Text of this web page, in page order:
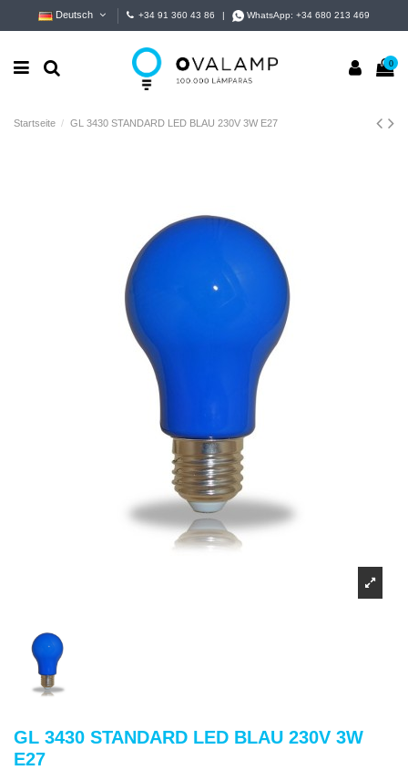
Deutsch +34 91 360 43 86 WhatsApp:+34 680 213 469
0
Startseite GL 3430 STANDARD LED BLAU 230V 3W E27
GL 3430 STANDARD LED BLAU 230V 3W
E27